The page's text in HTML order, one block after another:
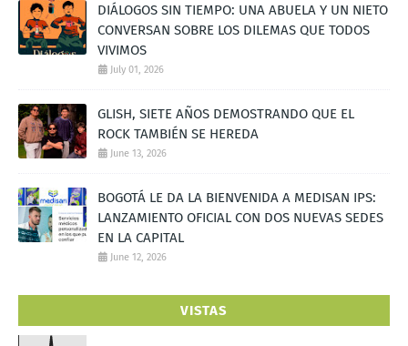
DIÁLOGOS SIN TIEMPO: UNA ABUELA Y UN NIETO
CONVERSAN SOBRE LOS DILEMAS QUE TODOS
VIVIMOS
July 01, 2026
GLISH, SIETE AÑOS DEMOSTRANDO QUE EL
ROCK TAMBIÉN SE HEREDA
June 13, 2026
BOGOTÁ LE DA LA BIENVENIDA A MEDISAN IPS:
LANZAMIENTO OFICIAL CON DOS NUEVAS SEDES
EN LA CAPITAL
June 12, 2026
VISTAS